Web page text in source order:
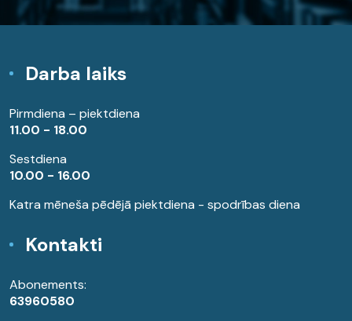
Darba laiks
Pirmdiena – piektdiena
11.00 - 18.00
Sestdiena
10.00 - 16.00
Katra mēneša pēdējā piektdiena - spodrības diena
Kontakti
Abonements:
63960580